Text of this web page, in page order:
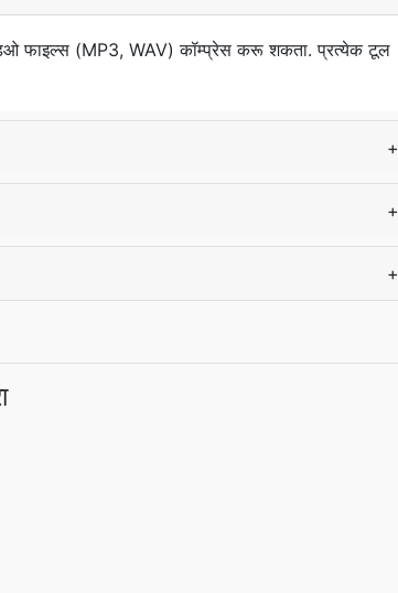
फाइल्स (MP3, WAV) कॉम्प्रेस करू शकता. प्रत्येक टूल
+
+
+